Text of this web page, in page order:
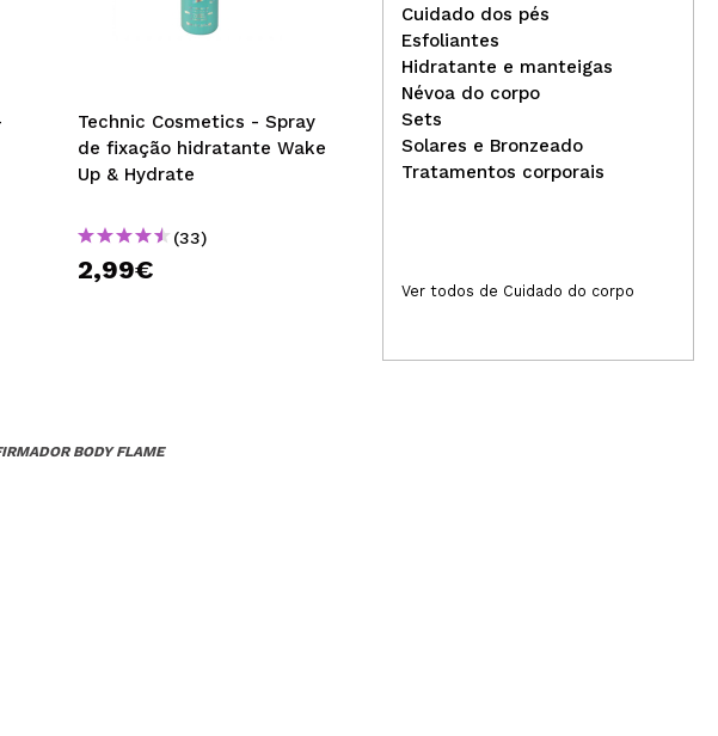
Technic Cosmetics - Spray
de fixação hidratante Wake
Up & Hydrate
(33)
2,99€
semipermanente Soak off
Marshmallow - 06
Cuidado dos pés
Esfoliantes
Hidratante e manteigas
Névoa do corpo
Sets
Solares e Bronzeado
Tratamentos corporais
Ver todos de Cuidado do corpo
BODY FLAME